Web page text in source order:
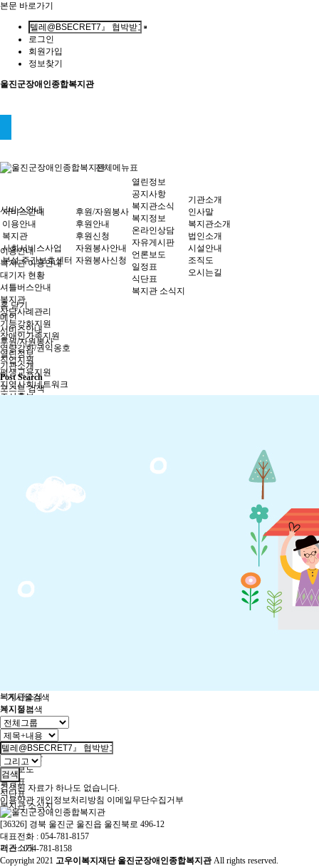
본문 바로가기
로그인
회원가입
정보찾기
울진군장애인종합복지관
서비스안내
이용안내
복지관 이용안내
대기자 현황
셔틀버스안내
복지관
상담사례관리
기능강화지원
장애인가족지원
역량강화/권익옹호
직업지원
평생교육지원
지역사회네트워크
조사홍보
자원봉사안내
복지관소식
복지정보
온라인상담
상담실
고충건의함
자유게시판
언론보도
일정표
식단표
복지관 소식지
기관소개
전체메뉴표
서비스안내
이용안내
복지관
사회서비스사업
부설 주간보호센터
후원/자원봉사
후원안내
후원신청
자원봉사안내
자원봉사신청
열린정보
공지사항
복지관소식
복지정보
온라인상담
자유게시판
언론보도
일정표
식단표
복지관 소식지
기관소개
인사말
복지관소개
법인소개
시설안내
조직도
오시는길
홈 닫기
메인
서비스안내
후원/자원봉사
열린정보
기관소개
Post Search
포스트 검색
> 게시물검색
게시물검색
검색
검색된 자료가 하나도 없습니다.
이용약관 개인정보처리방침 이메일무단수집거부
[36326] 경북 울진군 울진읍 울진북로 496-12
대표전화 : 054-781-8157
팩스 : 054-781-8158
Copyright2021 고우이복지재단 울진군장애인종합복지관All rights reserved.